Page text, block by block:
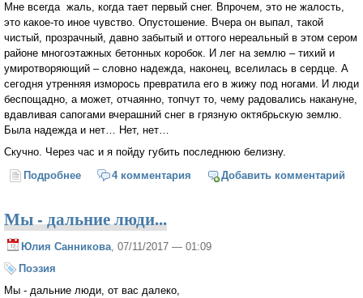
Мне всегда жаль, когда тает первый снег. Впрочем, это не жалость,
это какое-то иное чувство. Опустошение. Вчера он выпал, такой
чистый, прозрачный, давно забытый и оттого нереальный в этом сером
районе многоэтажных бетонных коробок. И лег на землю – тихий и
умиротворяющий – словно надежда, наконец, вселилась в сердце. А
сегодня утренняя изморось превратила его в жижу под ногами. И люди
беспощадно, а может, отчаянно, топчут то, чему радовались накануне,
вдавливая сапогами вчерашний снег в грязную октябрьскую землю.
Была надежда и нет… Нет, нет…
Скучно. Через час и я пойду губить последнюю белизну.
Подробнее о Нелюбовь
4 комментария Добавить комментарий
Мы - дальние люди...
Юлия Санникова, 07/11/2017 — 01:09
Поэзия
Мы - дальние люди, от вас далеко,